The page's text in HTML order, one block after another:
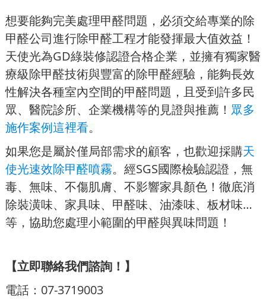
想要能夠完美處理甲醛問題，必須交給專業的除
甲醛公司進行除甲醛工程才能發揮最大值效益！
天使光為GD綠裝修認證合格企業，並擁有獨家醫
療級除甲醛技術與豐富的除甲醛經驗，能夠長效
性解決各種室內空間的甲醛問題，且受到許多民
眾、醫院診所、企業機構等的見證與推薦！ 眾多
施作案例這裡看。
如果您是屬於僅局部需求的顧客，也歡迎採購天
使光速效除甲醛噴霧。經SGS國際檢驗認證，無
毒、無味、不傷肌膚、不影響家具顏色！徹底消
除裝潢味、家具味、甲醛味、油漆味、板材味…
等，協助您處理小範圍的甲醛與異味問題！
【立即聯絡我們諮詢！】
電話：07-3719003